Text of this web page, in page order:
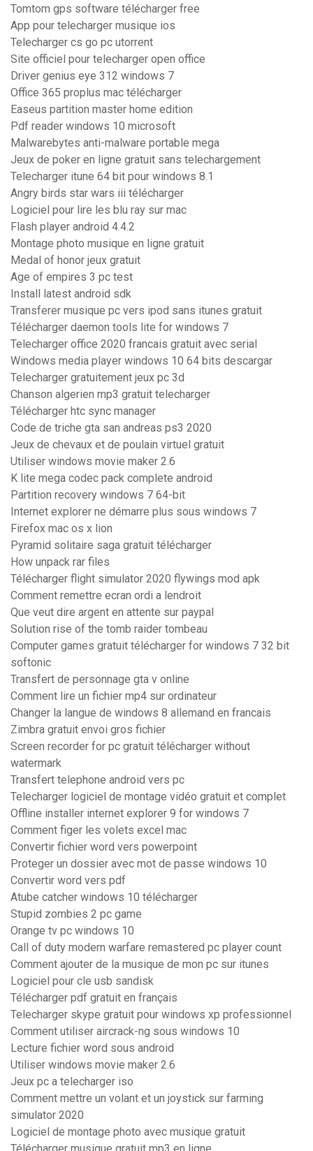
Tomtom gps software télécharger free
App pour telecharger musique ios
Telecharger cs go pc utorrent
Site officiel pour telecharger open office
Driver genius eye 312 windows 7
Office 365 proplus mac télécharger
Easeus partition master home edition
Pdf reader windows 10 microsoft
Malwarebytes anti-malware portable mega
Jeux de poker en ligne gratuit sans telechargement
Telecharger itune 64 bit pour windows 8.1
Angry birds star wars iii télécharger
Logiciel pour lire les blu ray sur mac
Flash player android 4.4.2
Montage photo musique en ligne gratuit
Medal of honor jeux gratuit
Age of empires 3 pc test
Install latest android sdk
Transferer musique pc vers ipod sans itunes gratuit
Télécharger daemon tools lite for windows 7
Telecharger office 2020 francais gratuit avec serial
Windows media player windows 10 64 bits descargar
Telecharger gratuitement jeux pc 3d
Chanson algerien mp3 gratuit telecharger
Télécharger htc sync manager
Code de triche gta san andreas ps3 2020
Jeux de chevaux et de poulain virtuel gratuit
Utiliser windows movie maker 2.6
K lite mega codec pack complete android
Partition recovery windows 7 64-bit
Internet explorer ne démarre plus sous windows 7
Firefox mac os x lion
Pyramid solitaire saga gratuit télécharger
How unpack rar files
Télécharger flight simulator 2020 flywings mod apk
Comment remettre ecran ordi a lendroit
Que veut dire argent en attente sur paypal
Solution rise of the tomb raider tombeau
Computer games gratuit télécharger for windows 7 32 bit
softonic
Transfert de personnage gta v online
Comment lire un fichier mp4 sur ordinateur
Changer la langue de windows 8 allemand en francais
Zimbra gratuit envoi gros fichier
Screen recorder for pc gratuit télécharger without
watermark
Transfert telephone android vers pc
Telecharger logiciel de montage vidéo gratuit et complet
Offline installer internet explorer 9 for windows 7
Comment figer les volets excel mac
Convertir fichier word vers powerpoint
Proteger un dossier avec mot de passe windows 10
Convertir word vers pdf
Atube catcher windows 10 télécharger
Stupid zombies 2 pc game
Orange tv pc windows 10
Call of duty modern warfare remastered pc player count
Comment ajouter de la musique de mon pc sur itunes
Logiciel pour cle usb sandisk
Télécharger pdf gratuit en français
Telecharger skype gratuit pour windows xp professionnel
Comment utiliser aircrack-ng sous windows 10
Lecture fichier word sous android
Utiliser windows movie maker 2.6
Jeux pc a telecharger iso
Comment mettre un volant et un joystick sur farming
simulator 2020
Logiciel de montage photo avec musique gratuit